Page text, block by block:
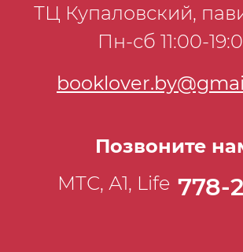
ТЦ Купаловский,
Пн-сб 11:00-
Позвоните
МТС, А1, Life 778-